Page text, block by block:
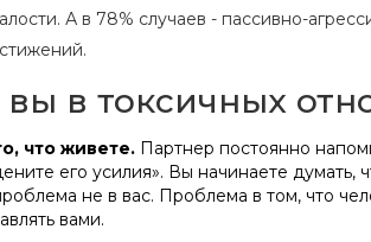
А в 78% случаев - пассивно-
вы в токсичных
что живете. Партнер постоянно
его усилия». Вы начинаете
не в вас. Проблема в том, что
вами.